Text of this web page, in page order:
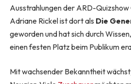
Ausstrahlungen der ARD-
Adriane Rickel ist dort als Die
geworden und hat sich durch
einen festen Platz beim Publikum
Mit wachsender Bekanntheit